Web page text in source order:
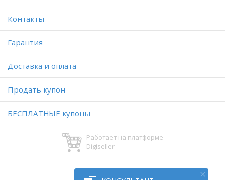
Контакты
Гарантия
Доставка и оплата
Продать купон
БЕСПЛАТНЫЕ купоны
Работает на платформе
Digiseller